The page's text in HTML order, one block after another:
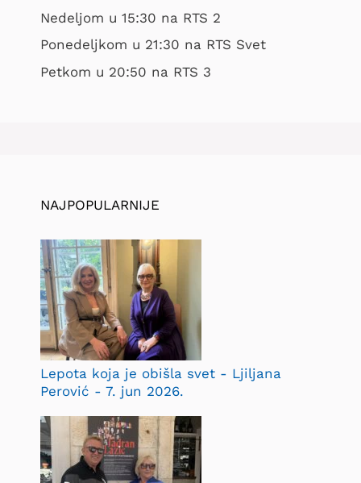
Nedeljom u 15:30 na RTS 2
Ponedeljkom u 21:30 na RTS Svet
Petkom u 20:50 na RTS 3
NAJPOPULARNIJE
Lepota koja je obišla svet - Ljiljana
Perović - 7. jun 2026.